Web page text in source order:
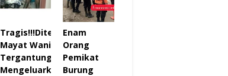
Tragis!!!Ditemukan
Mayat Wanita
Tergantung sudah
Mengeluarkan Bau
Enam
Orang
Pemikat
Burung